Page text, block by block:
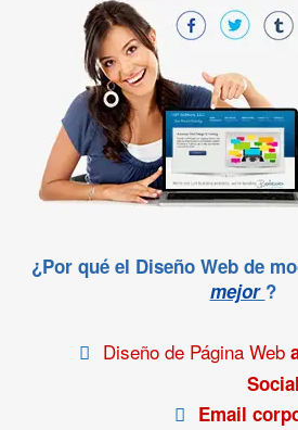
¿Por qué el Diseño Web de
mejor ?
Diseño de Página Web
Email